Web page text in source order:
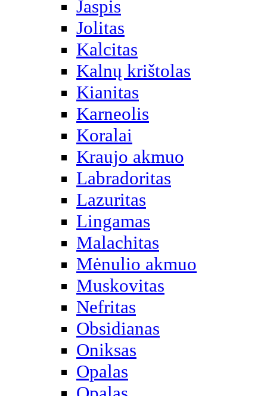
Jaspis
Jolitas
Kalcitas
Kalnų krištolas
Kianitas
Karneolis
Koralai
Kraujo akmuo
Labradoritas
Lazuritas
Lingamas
Malachitas
Mėnulio akmuo
Muskovitas
Nefritas
Obsidianas
Oniksas
Opalas